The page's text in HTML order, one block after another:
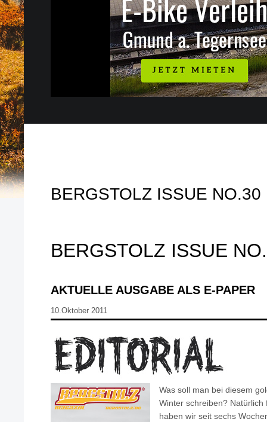
BERGSTOLZ ISSUE NO.30
BERGSTOLZ ISSUE
AKTUELLE AUSGABE ALS E-PAPER
10.Oktober 2011
Was soll man bei diesem
Winter schreiben?
haben wir seit sechs